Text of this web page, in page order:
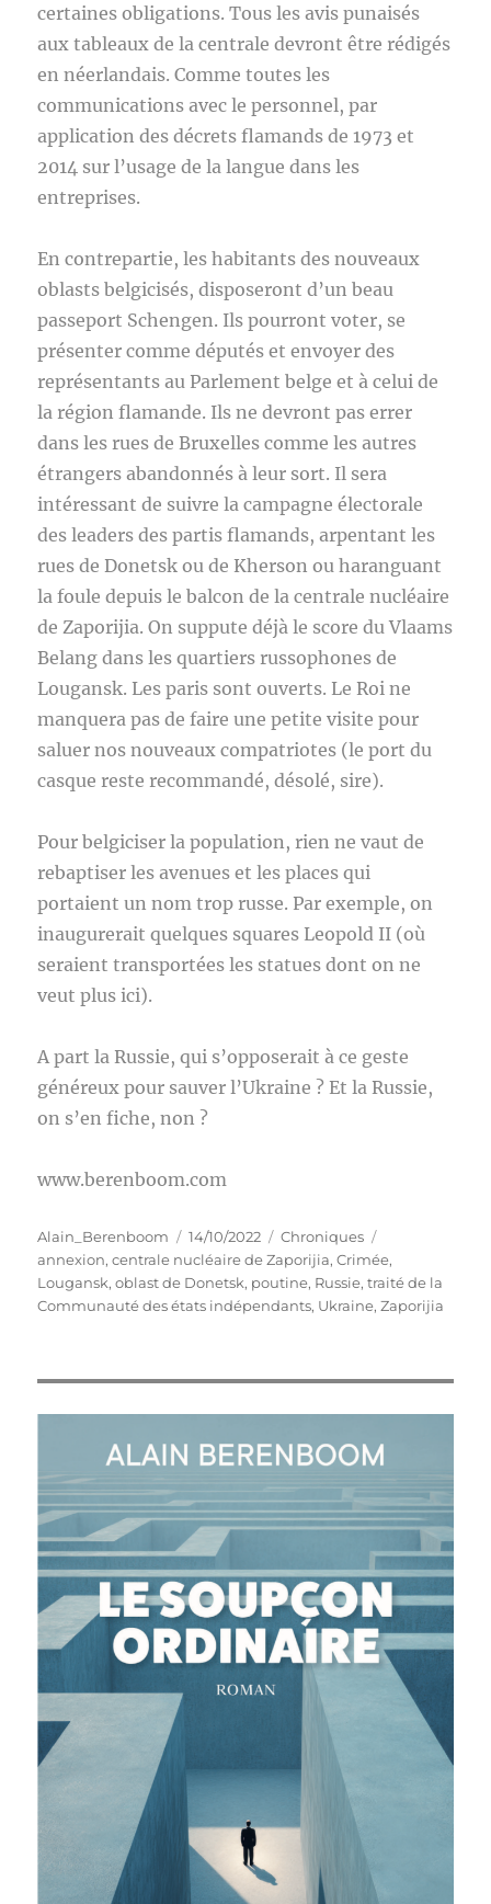
certaines obligations. Tous les avis punaisés
aux tableaux de la centrale devront être rédigés
en néerlandais. Comme toutes les
communications avec le personnel, par
application des décrets flamands de 1973 et
2014 sur l’usage de la langue dans les
entreprises.
En contrepartie, les habitants des nouveaux
oblasts belgicisés, disposeront d’un beau
passeport Schengen. Ils pourront voter, se
présenter comme députés et envoyer des
représentants au Parlement belge et à celui de
la région flamande. Ils ne devront pas errer
dans les rues de Bruxelles comme les autres
étrangers abandonnés à leur sort. Il sera
intéressant de suivre la campagne électorale
des leaders des partis flamands, arpentant les
rues de Donetsk ou de Kherson ou haranguant
la foule depuis le balcon de la centrale nucléaire
de Zaporijia. On suppute déjà le score du Vlaams
Belang dans les quartiers russophones de
Lougansk. Les paris sont ouverts. Le Roi ne
manquera pas de faire une petite visite pour
saluer nos nouveaux compatriotes (le port du
casque reste recommandé, désolé, sire).
Pour belgiciser la population, rien ne vaut de
rebaptiser les avenues et les places qui
portaient un nom trop russe. Par exemple, on
inaugurerait quelques squares Leopold II (où
seraient transportées les statues dont on ne
veut plus ici).
A part la Russie, qui s’opposerait à ce geste
généreux pour sauver l’Ukraine ? Et la Russie,
on s’en fiche, non ?
www.berenboom.com
Auteur
Alain_Berenboom
Publié
le
14/10/2022 Catégories
Chroniques
annexion,centrale nucléaire de Zaporijia,Crimée,
Lougansk,oblast de Donetsk, poutine, Russie,traité de la
Communauté des états indépendants, Ukraine,Zaporijia